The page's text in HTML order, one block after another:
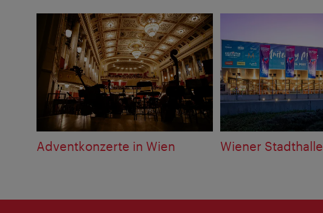
Adventkonzerte in Wien Wiener Stadthalle